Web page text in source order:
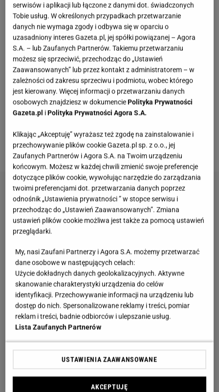
Zaczniemy od wyjątkowego urządzenia, którym
jest piec do pizzy włoskiej marki Ariete.Niezależnie
od tego, czy w planach masz rodzinny obiad,
spotkanie z przyjaciółmi, czy romantyczny wieczór
we dwoje – przepyszna, domowa pizza będzie
doskonałą propozycją na każdą z tych okazji. Od dziś
możesz się cieszyć smakiem i zapachem
autentycznej neapolitańskiej pizzy w swoim domu.
zapachy i smaki, niczym po wyjściu z pieca
opalanego drewnem.
serwisów i aplikacji lub łączone z danymi dot. świadczonych
Tobie usług. W określonych przypadkach przetwarzanie
danych nie wymaga zgody i odbywa się w oparciu o
uzasadniony interes Gazeta.pl, jej spółki powiązanej – Agora
S.A. – lub Zaufanych Partnerów. Takiemu przetwarzaniu
możesz się sprzeciwić, przechodząc do „Ustawień
Zaawansowanych” lub przez kontakt z administratorem – w
zależności od zakresu sprzeciwu i podmiotu, wobec którego
jest kierowany. Więcej informacji o przetwarzaniu danych
osobowych znajdziesz w dokumencie Polityka Prywatności
Gazeta.pl i Polityka Prywatności Agora S.A.
Klikając „Akceptuję” wyrażasz też zgodę na zainstalowanie i
przechowywanie plików cookie Gazeta.pl sp. z o.o., jej
Zaufanych Partnerów i Agora S.A. na Twoim urządzeniu
końcowym. Możesz w każdej chwili zmienić swoje preferencje
dotyczące plików cookie, wywołując narzędzie do zarządzania
twoimi preferencjami dot. przetwarzania danych poprzez
odnośnik „Ustawienia prywatności ” w stopce serwisu i
przechodząc do „Ustawień Zaawansowanych”. Zmiana
ustawień plików cookie możliwa jest także za pomocą ustawień
przeglądarki.
My, nasi Zaufani Partnerzy i Agora S.A. możemy przetwarzać
dane osobowe w następujących celach:
Użycie dokładnych danych geolokalizacyjnych. Aktywne
skanowanie charakterystyki urządzenia do celów
identyfikacji. Przechowywanie informacji na urządzeniu lub
dostęp do nich. Spersonalizowane reklamy i treści, pomiar
reklam i treści, badnie odbiorców i ulepszanie usług.
Lista Zaufanych Partnerów
USTAWIENIA ZAAWANSOWANE
AKCEPTUJĘ